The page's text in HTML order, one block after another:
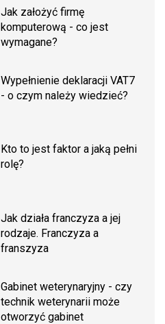
Jak założyć firmę
komputerową - co jest
wymagane?
Wypełnienie deklaracji VAT7
- o czym należy wiedzieć?
Kto to jest faktor a jaką pełni
rolę?
Jak działa franczyza a jej
rodzaje. Franczyza a
franszyza
Gabinet weterynaryjny - czy
technik weterynarii może
otworzyć gabinet